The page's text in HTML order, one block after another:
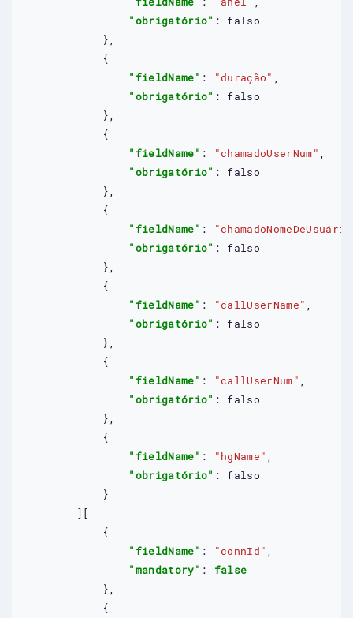
"obrigatório" : falso
            },
            {
"fieldName" : "duração" ,
"obrigatório" : falso
            },
            {
"fieldName" : "chamadoUserNum" ,
"obrigatório" : falso
            },
            {
"fieldName" :
"obrigatório" : falso
            },
            {
"fieldName" : "callUserName" ,
"obrigatório" : falso
            },
            {
"fieldName" : "callUserNum" ,
"obrigatório" : falso
            },
            {
"fieldName" : "hgName" ,
"obrigatório" : falso
            }
        ][
            {
"fieldName" : "connId" ,
"mandatory" : false
            },
            {